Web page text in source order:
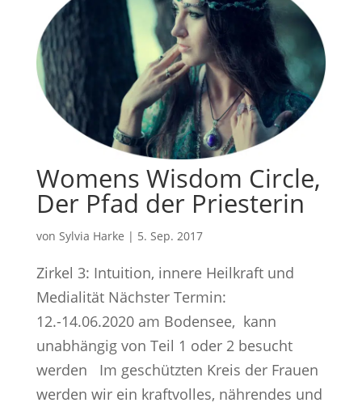
Womens Wisdom Circle,
Der Pfad der Priesterin
von Sylvia Harke | 5. Sep. 2017
Zirkel 3: Intuition, innere Heilkraft und
Medialität Nächster Termin:
12.-14.06.2020 am Bodensee, kann
unabhängig von Teil 1 oder 2 besucht
werden Im geschützten Kreis der Frauen
werden wir ein kraftvolles, nährendes und